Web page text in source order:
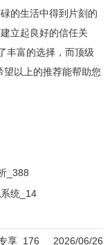
的生活中得到片刻的
立起良好的信任关
丰富的选择，而顶级
望以上的推荐能帮助您
_388
统_14
2026/06/26
享_176